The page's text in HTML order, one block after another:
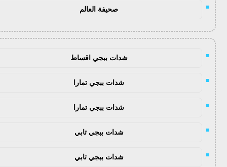
صحيفة العالم
شدات ببجي اقساط
شدات ببجي تمارا
شدات ببجي تمارا
شدات ببجي تابي
شدات ببجي تابي